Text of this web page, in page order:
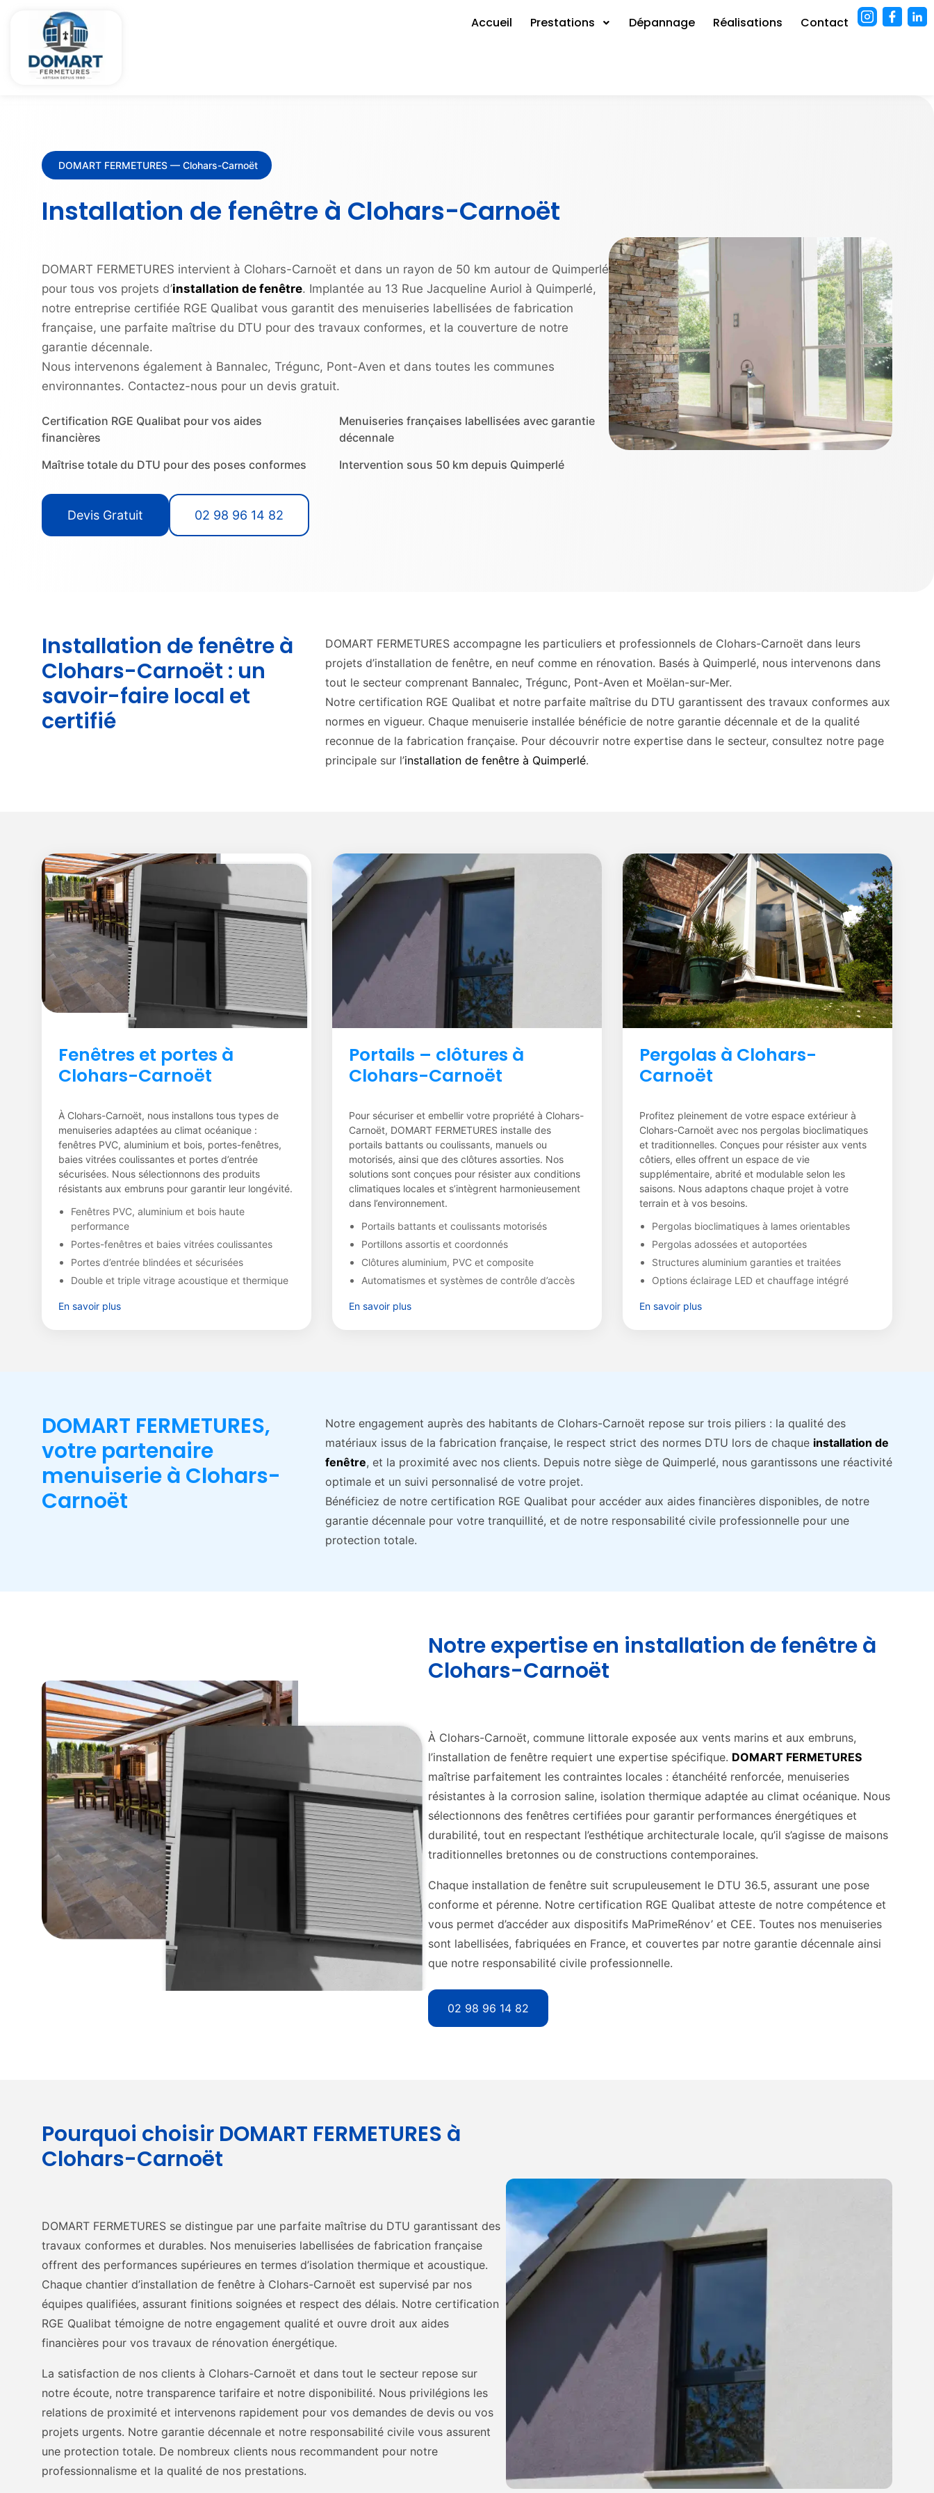
Accueil Prestations Dépannage Réalisations Contact
DOMART FERMETURES — Clohars-Carnoët
Installation de fenêtre à Clohars-Carnoët
DOMART FERMETURES intervient à Clohars-Carnoët et dans un rayon de 50 km autour de Quimperlé
pour tous vos projets d’installation de fenêtre. Implantée au 13 Rue Jacqueline Auriol à Quimperlé,
notre entreprise certifiée RGE Qualibat vous garantit des menuiseries labellisées de fabrication
française, une parfaite maîtrise du DTU pour des travaux conformes, et la couverture de notre
garantie décennale.
Nous intervenons également à Bannalec, Trégunc, Pont-Aven et dans toutes les communes
environnantes. Contactez-nous pour un devis gratuit.
Certification RGE Qualibat pour vos aides
financières
Menuiseries françaises labellisées avec garantie
décennale
Maîtrise totale du DTU pour des poses conformes
Intervention sous 50 km depuis Quimperlé
Devis Gratuit 02 98 96 14 82
Installation de fenêtre à
Clohars-Carnoët : un
savoir-faire local et
certifié
DOMART FERMETURES accompagne les particuliers et professionnels de Clohars-Carnoët dans leurs
projets d’installation de fenêtre, en neuf comme en rénovation. Basés à Quimperlé, nous intervenons dans
tout le secteur comprenant Bannalec, Trégunc, Pont-Aven et Moëlan-sur-Mer.
Notre certification RGE Qualibat et notre parfaite maîtrise du DTU garantissent des travaux conformes aux
normes en vigueur. Chaque menuiserie installée bénéficie de notre garantie décennale et de la qualité
reconnue de la fabrication française. Pour découvrir notre expertise dans le secteur, consultez notre page
principale sur l’installation de fenêtre à Quimperlé.
Fenêtres et portes à
Clohars-Carnoët
À Clohars-Carnoët, nous installons tous types de
menuiseries adaptées au climat océanique :
fenêtres PVC, aluminium et bois, portes-fenêtres,
baies vitrées coulissantes et portes d’entrée
sécurisées. Nous sélectionnons des produits
résistants aux embruns pour garantir leur longévité.
Fenêtres PVC, aluminium et bois haute
performance
Portes-fenêtres et baies vitrées coulissantes
Portes d’entrée blindées et sécurisées
Double et triple vitrage acoustique et thermique
En savoir plus
Portails – clôtures à
Clohars-Carnoët
Pour sécuriser et embellir votre propriété à Clohars-
Carnoët, DOMART FERMETURES installe des
portails battants ou coulissants, manuels ou
motorisés, ainsi que des clôtures assorties. Nos
solutions sont conçues pour résister aux conditions
climatiques locales et s’intègrent harmonieusement
dans l’environnement.
Portails battants et coulissants motorisés
Portillons assortis et coordonnés
Clôtures aluminium, PVC et composite
Automatismes et systèmes de contrôle d’accès
En savoir plus
Pergolas à Clohars-
Carnoët
Profitez pleinement de votre espace extérieur à
Clohars-Carnoët avec nos pergolas bioclimatiques
et traditionnelles. Conçues pour résister aux vents
côtiers, elles offrent un espace de vie
supplémentaire, abrité et modulable selon les
saisons. Nous adaptons chaque projet à votre
terrain et à vos besoins.
Pergolas bioclimatiques à lames orientables
Pergolas adossées et autoportées
Structures aluminium garanties et traitées
Options éclairage LED et chauffage intégré
En savoir plus
DOMART FERMETURES,
votre partenaire
menuiserie à Clohars-
Carnoët
Notre engagement auprès des habitants de Clohars-Carnoët repose sur trois piliers : la qualité des
matériaux issus de la fabrication française, le respect strict des normes DTU lors de chaque installation de
fenêtre, et la proximité avec nos clients. Depuis notre siège de Quimperlé, nous garantissons une réactivité
optimale et un suivi personnalisé de votre projet.
Bénéficiez de notre certification RGE Qualibat pour accéder aux aides financières disponibles, de notre
garantie décennale pour votre tranquillité, et de notre responsabilité civile professionnelle pour une
protection totale.
Notre expertise en installation de fenêtre à
Clohars-Carnoët
À Clohars-Carnoët, commune littorale exposée aux vents marins et aux embruns,
l’installation de fenêtre requiert une expertise spécifique. DOMART FERMETURES
maîtrise parfaitement les contraintes locales : étanchéité renforcée, menuiseries
résistantes à la corrosion saline, isolation thermique adaptée au climat océanique. Nous
sélectionnons des fenêtres certifiées pour garantir performances énergétiques et
durabilité, tout en respectant l’esthétique architecturale locale, qu’il s’agisse de maisons
traditionnelles bretonnes ou de constructions contemporaines.
Chaque installation de fenêtre suit scrupuleusement le DTU 36.5, assurant une pose
conforme et pérenne. Notre certification RGE Qualibat atteste de notre compétence et
vous permet d’accéder aux dispositifs MaPrimeRénov’ et CEE. Toutes nos menuiseries
sont labellisées, fabriquées en France, et couvertes par notre garantie décennale ainsi
que notre responsabilité civile professionnelle.
02 98 96 14 82
Pourquoi choisir DOMART FERMETURES à
Clohars-Carnoët
DOMART FERMETURES se distingue par une parfaite maîtrise du DTU garantissant des
travaux conformes et durables. Nos menuiseries labellisées de fabrication française
offrent des performances supérieures en termes d’isolation thermique et acoustique.
Chaque chantier d’installation de fenêtre à Clohars-Carnoët est supervisé par nos
équipes qualifiées, assurant finitions soignées et respect des délais. Notre certification
RGE Qualibat témoigne de notre engagement qualité et ouvre droit aux aides
financières pour vos travaux de rénovation énergétique.
La satisfaction de nos clients à Clohars-Carnoët et dans tout le secteur repose sur
notre écoute, notre transparence tarifaire et notre disponibilité. Nous privilégions les
relations de proximité et intervenons rapidement pour vos demandes de devis ou vos
projets urgents. Notre garantie décennale et notre responsabilité civile vous assurent
une protection totale. De nombreux clients nous recommandent pour notre
professionnalisme et la qualité de nos prestations.